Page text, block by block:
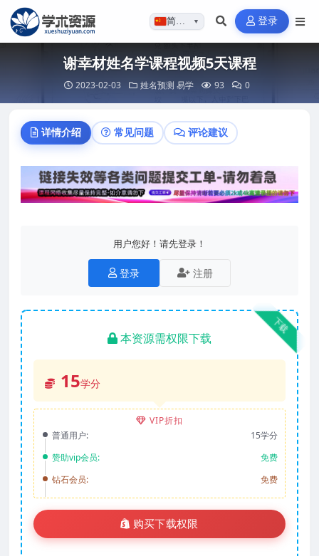
简体…▼ 登录
谢幸材姓名学课程视频5天课程
2023-02-03 姓名预测 易学 93 0
详情介绍 常见问题 评论建议
用户您好！请先登录！
登录 注册
下载
本资源需权限下载
15学分
VIP折扣
普通用户:
15学分
赞助vip会员:
免费
钻石会员:
免费
购买下载权限